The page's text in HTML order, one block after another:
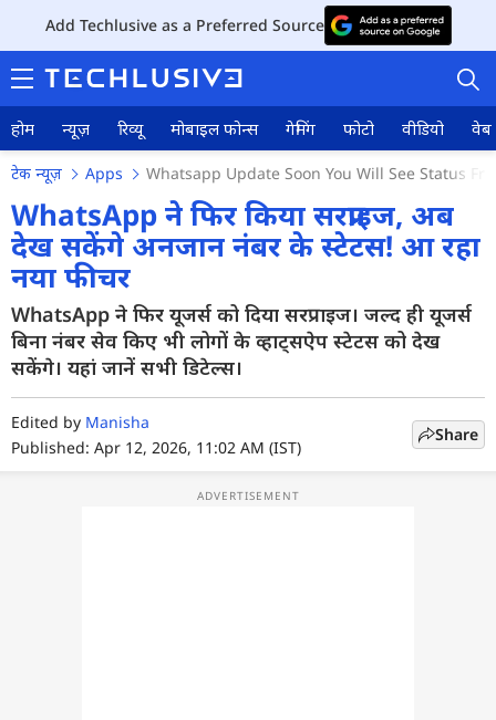
Add Techlusive as a Preferred Source
होम न्यूज़ रिव्यू मोबाइल फोन्स गेमिंग फोटो वीडियो वेब
होम
न्यूज़
रिव्यू
मोबाइल फोन्स
गेमिंग
टेक न्यूज़ Apps Whatsapp Update Soon You Will See Status
WhatsApp ने फिर किया सरप्राइज, अब
देख सकेंगे अनजान नंबर के स्टेटस! आ रहा
नया फीचर
WhatsApp ने फिर यूजर्स को दिया सरप्राइज। जल्द ही यूजर्स
बिना नंबर सेव किए भी लोगों के व्हाट्सऐप स्टेटस को देख
सकेंगे। यहां जानें सभी डिटेल्स।
Edited by Manisha
Published: Apr 12, 2026, 11:02 AM (IST)
Share